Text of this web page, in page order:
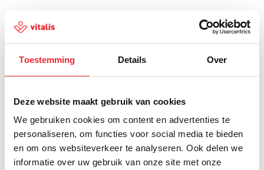
Toestemming Details Over
Deze website maakt gebruik van cookies
We gebruiken cookies om content en advertenties te
personaliseren, om functies voor social media te bieden
en om ons websiteverkeer te analyseren. Ook delen we
informatie over uw gebruik van onze site met onze
500
Er is iets fout gegaan